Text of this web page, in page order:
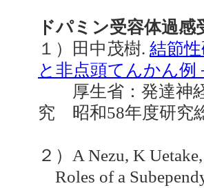
ドパミン受容体過
１）田中茂樹. 結節
と非点頭てんかん例
厚生省：発達神経
究 昭和58年度研究
２）A Nezu, K
Roles of a